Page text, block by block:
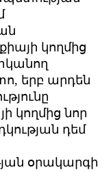
կողմից
երբ արդեն
կողմից նոր
դեմ
օրակարգի